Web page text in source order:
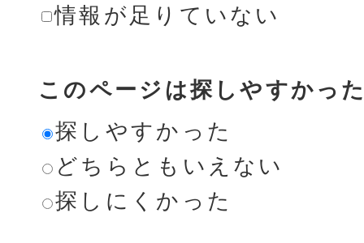
情報が足りていない
このページは探しやすかっ
探しやすかった
どちらともいえない
探しにくかった